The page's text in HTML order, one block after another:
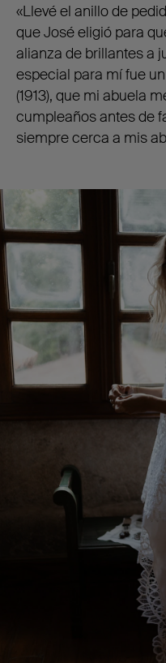
«Llevé el anillo de
que José eligió para
alianza de brillantes a
especial para mí fue
(1913), que mi abuela
cumpleaños antes de
siempre cerca a mis